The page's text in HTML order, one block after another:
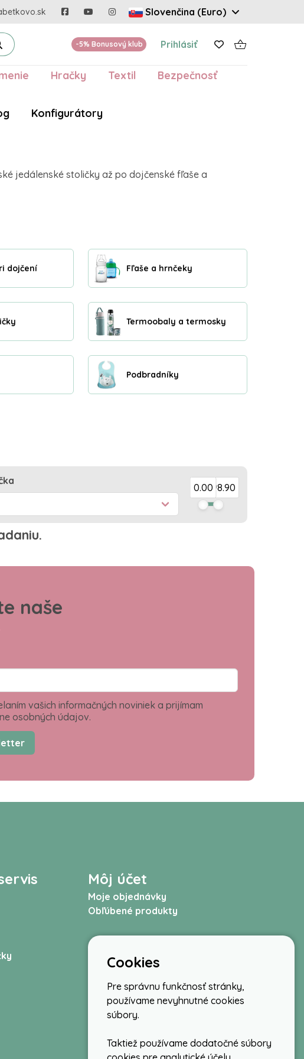
Slovenčina (Euro)
-5% Bonusový klub Prihlásiť
Hračky Textil
Bezpečnosť
Konfigurátory
jedálenské stoličky až po dojčenské fľaše a
dojčení Fľaše a hrnčeky
Termoobaly a termosky
Podbradníky
Cena
0.00
2298.90
naše
vašich informačných noviniek a prijímam
osobných údajov.
Môj účet
Moje objednávky
Obľúbené produkty
Cookies
Pre správnu funkčnosť stránky,
používame nevyhnutné cookies
súbory.
Taktiež používame dodatočné súbory